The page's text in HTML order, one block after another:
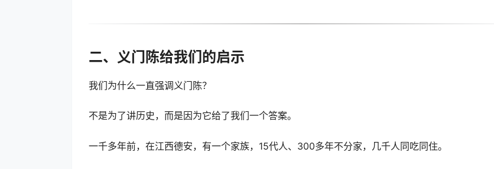
二、义门陈给我们的启示
我们为什么一直强调义门陈？
不是为了讲历史，而是因为它给了我们一个答案。
一千多年前，在江西德安，有一个家族，15代人、300多年不分家，几千人同吃同住。